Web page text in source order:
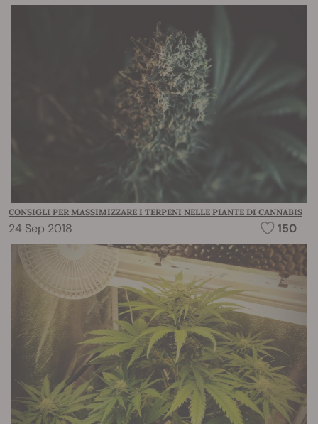
CONSIGLI PER MASSIMIZZARE I TERPENI NELLE PIANTE DI CANNABIS
24 Sep 2018 150